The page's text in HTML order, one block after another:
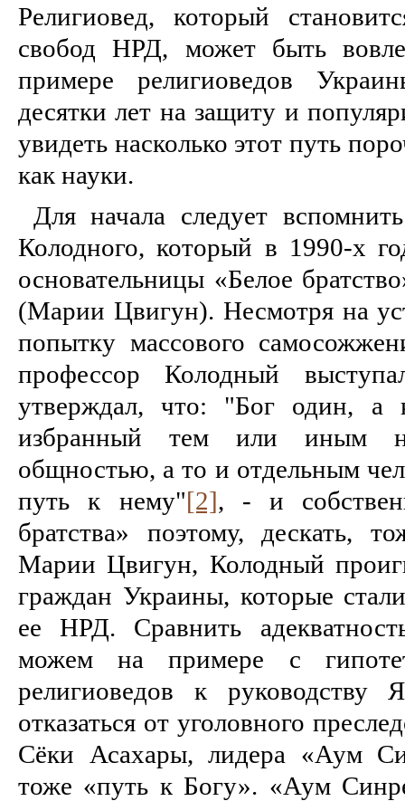
Религиовед, который
свобод НРД, может быть
примере религиоведов
десятки лет на защиту и
увидеть насколько этот путь
как науки.
Для начала следует
Колодного, который в 1990-х
основательницы «Белое
(Марии Цвигун). Несмотря на
попытку массового
профессор Колодный
утверждал, что: "Бог один, а
избранный тем или иным
общностью, а то и отдельным
путь к нему"[2], - и
братства» поэтому, дескать,
Марии Цвигун, Колодный
граждан Украины, которые
ее НРД. Сравнить
можем на примере с
религиоведов к руководству
отказаться от уголовного
Сёки Асахары, лидера «Аум
тоже «путь к Богу». «Аум